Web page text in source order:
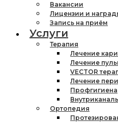
Вакансии
Лицензии и
Запись на приём
Услуги
Терапия
Лечение
Лечение
VECTOR
Лечение
Профгигиена
Ортопедия